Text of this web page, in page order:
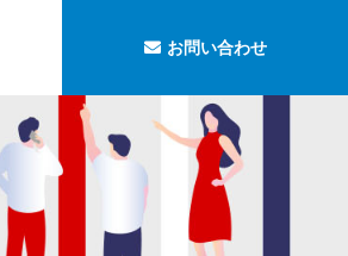
お問い合わせ